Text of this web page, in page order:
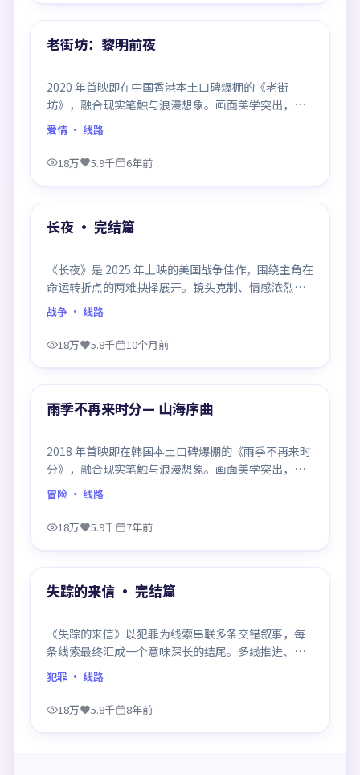
热门
老街坊：黎明前夜
2020 年首映即在中国香港本土口碑爆棚的《老街
坊》，融合现实笔触与浪漫想象。画面美学突出，节
奏拿捏到位，是当年话题度居高不下的代表作。
爱情 · 线路
18万 5.9千 6年前
热门
长夜 · 完结篇
《长夜》是 2025 年上映的美国战争佳作，围绕主角在
命运转折点的两难抉择展开。镜头克制、情感浓烈，
伏笔层层铺陈，结尾出人意料，是同类题材中口碑回
潮的一部。
战争 · 线路
18万 5.8千 10个月前
热门
雨季不再来时分— 山海序曲
2018 年首映即在韩国本土口碑爆棚的《雨季不再来时
分》，融合现实笔触与浪漫想象。画面美学突出，节
奏拿捏到位，是当年话题度居高不下的代表作。
冒险 · 线路
18万 5.9千 7年前
热门
失踪的来信 · 完结篇
《失踪的来信》以犯罪为线索串联多条交错叙事，每
条线索最终汇成一个意味深长的结尾。多线推进、信
息密度大，二刷时仍有新发现。
犯罪 · 线路
18万 5.8千 8年前